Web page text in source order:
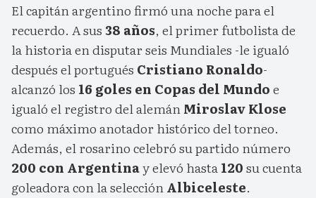
El capitán argentino firmó una noche para el
recuerdo. A sus38 años, el primer futbolista de
la historia en disputar seis Mundiales -le igualó
después el portugués Cristiano Ronaldo-
alcanzó los 16 goles en Copas del Mundoe
igualó el registro del alemánMiroslav Klose
como máximo anotador histórico del torneo.
Además, el rosarino celebró su partido número
200 con Argentinay elevó hasta120su cuenta
goleadora con la selecciónAlbiceleste.